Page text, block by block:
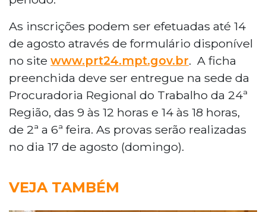
As inscrições podem ser efetuadas até 14
de agosto através de formulário disponível
no site www.prt24.mpt.gov.br. A ficha
preenchida deve ser entregue na sede da
Procuradoria Regional do Trabalho da 24ª
Região, das 9 às 12 horas e 14 às 18 horas,
de 2ª a 6ª feira. As provas serão realizadas
no dia 17 de agosto (domingo).
VEJA TAMBÉM